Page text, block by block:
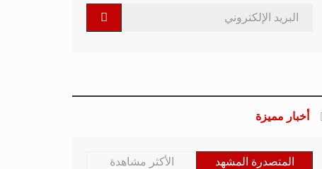
أخبار مميزة
المتصدرة المشهد الأكثر مشاهدة